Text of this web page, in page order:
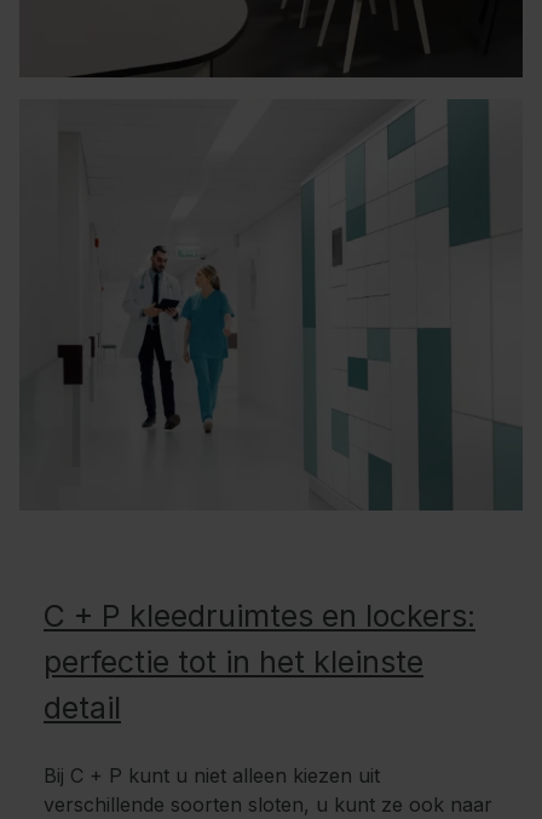
C + P kleedruimtes en lockers:
perfectie tot in het kleinste
detail
Bij C + P kunt u niet alleen kiezen uit
verschillende soorten sloten, u kunt ze ook naar